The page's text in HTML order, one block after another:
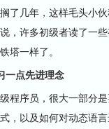
了几年，这样毛头小
，许多初级者读了一
塔一样了。
一点先进理念
序员，很大一部分是
，以及如何对动态语